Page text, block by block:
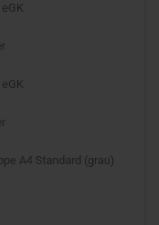
A4 Standard (grau)